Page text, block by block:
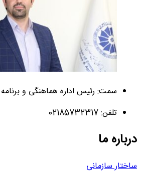
سمت: رئیس اداره هماهنگی و
تلفن: 02185732317
درباره ما
ساختار سازمانی